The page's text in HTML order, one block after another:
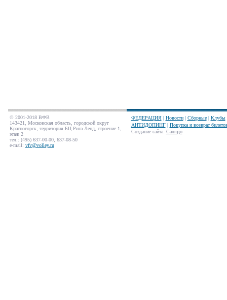
© 2001-2018 ВФВ
143421, Московская область, городской округ
Красногорск, территория БЦ Рига Ленд, строение 1,
этаж 2
тел.: (495) 637-00-00, 637-08-50
e-mail: vfv@volley.ru
ФЕДЕРАЦИЯ| Новости| Сборные| Клубы
АНТИДОПИНГ| Покупка и возврат
Создание сайта: Салюдо